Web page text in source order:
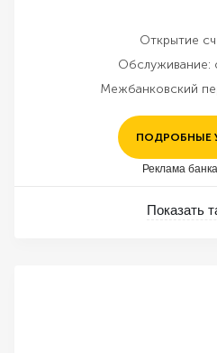
Открытие
Обслуживание:
Межбанковский
ПОДРОБНЫЕ
Реклама
Показать